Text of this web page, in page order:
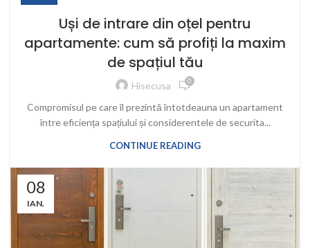
Uși de intrare din oțel pentru
apartamente: cum să profiți la maxim
de spațiul tău
Hisecusa 0
Compromisul pe care îl prezintă întotdeauna un apartament
între eficiența spațiului și considerentele de securita...
CONTINUE READING
08
IAN.